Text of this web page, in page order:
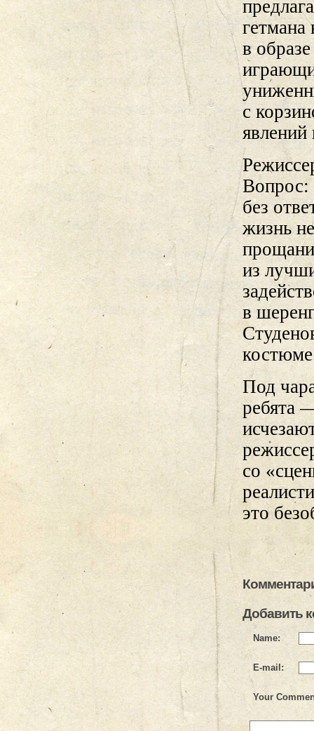
в
с
Вопрос:
без
жизнь
из
в
Под
ребята
со
это
Добавить
Name:
E-mail:
Your